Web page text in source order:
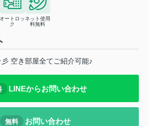
オートロッ
ク
ネット使用
料無料
空き部屋全てご紹介可能♪
LINEからお問い合わせ
無料 お問い合わせ